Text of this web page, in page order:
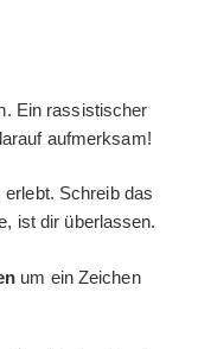
Ein rassistischer
aufmerksam!
Schreib das
ist dir überlassen.
um ein Zeichen